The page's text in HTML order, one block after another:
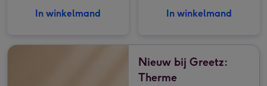
In winkelmand In winkelmand
Nieuw bij Greetz:
Therme